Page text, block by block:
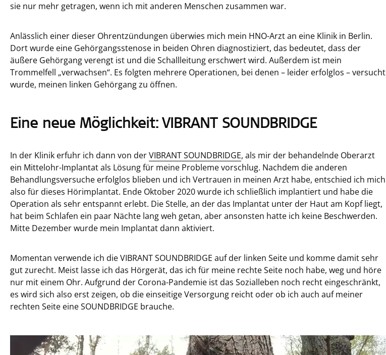
sie nur mehr getragen, wenn ich mit anderen Menschen zusammen war.
Anlässlich einer dieser Ohrentzündungen überwies mich mein HNO-Arzt an eine Klinik in Berlin.
Dort wurde eine Gehörgangsstenose in beiden Ohren diagnostiziert, das bedeutet, dass der
äußere Gehörgang verengt ist und die Schallleitung erschwert wird. Außerdem ist mein
Trommelfell „verwachsen“. Es folgten mehrere Operationen, bei denen – leider erfolglos – versucht
wurde, meinen linken Gehörgang zu öffnen.
Eine neue Möglichkeit: VIBRANT SOUNDBRIDGE
In der Klinik erfuhr ich dann von derVIBRANT SOUNDBRIDGE, als mir der behandelnde Oberarzt
ein Mittelohr-Implantat als Lösung für meine Probleme vorschlug. Nachdem die anderen
Behandlungsversuche erfolglos blieben und ich Vertrauen in meinen Arzt habe, entschied ich mich
also für dieses Hörimplantat. Ende Oktober 2020 wurde ich schließlich implantiert und habe die
Operation als sehr entspannt erlebt. Die Stelle, an der das Implantat unter der Haut am Kopf liegt,
hat beim Schlafen ein paar Nächte lang weh getan, aber ansonsten hatte ich keine Beschwerden.
Mitte Dezember wurde mein Implantat dann aktiviert.
Momentan verwende ich die VIBRANT SOUNDBRIDGE auf der linken Seite und komme damit sehr
gut zurecht. Meist lasse ich das Hörgerät, das ich für meine rechte Seite noch habe, weg und höre
nur mit einem Ohr. Aufgrund der Corona-Pandemie ist das Sozialleben noch recht eingeschränkt,
es wird sich also erst zeigen, ob die einseitige Versorgung reicht oder ob ich auch auf meiner
rechten Seite eine SOUNDBRIDGE brauche.